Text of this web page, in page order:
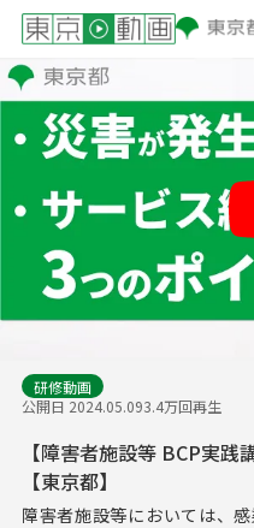
Play
研修動画
公開日 2024.05.093.4万回再生
【障害者施設等 BCP実
【東京都】
障害者施設等においては、